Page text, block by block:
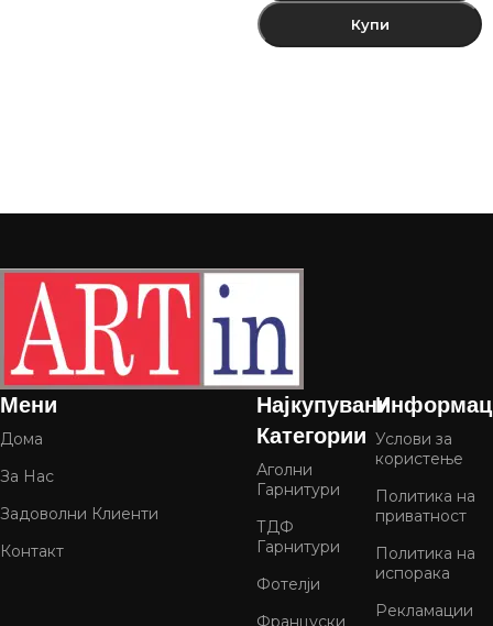
Купи
Мени
Дома
За Нас
Задоволни Клиенти
Контакт
Најкупувани
Категории
Аголни
Гарнитури
ТДФ
Гарнитури
Фотелји
Услови за
користење
Политика на
приватност
Политика на
испорака
Рекламации